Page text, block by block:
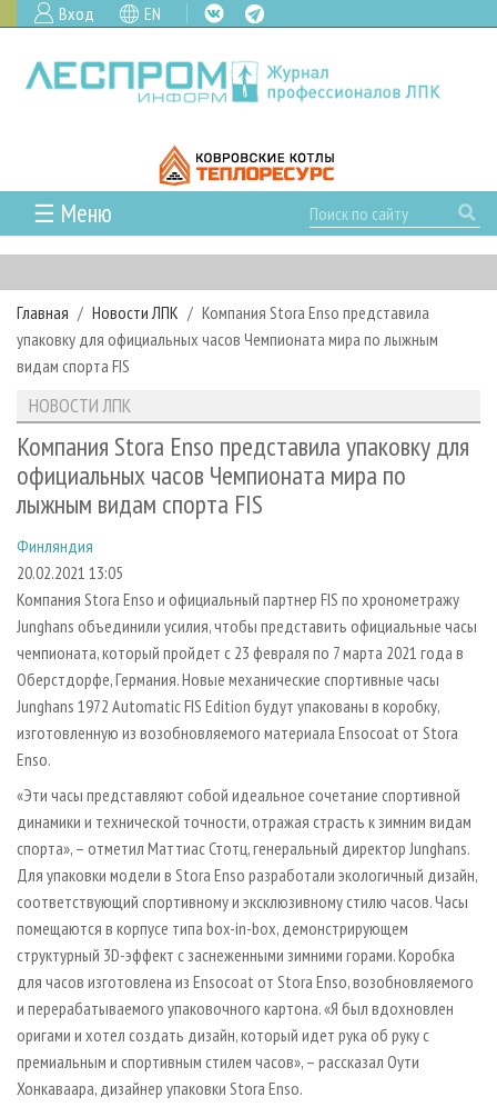
Вход EN
☰ Меню
ГЛАВНАЯ
РУБРИКИ И ТЕМЫ
РУБРИКИ ЖУРНАЛА
ЛЕСНОЕ ХОЗЯЙСТВО
ЛЕСОЗАГОТОВКА
ЛЕСОПИЛЕНИЕ
ДЕРЕВООБРАБОТКА
СУШКА ДРЕВЕСИНЫ
ПРОИЗВОДСТВО ДРЕВЕСНЫХ ПЛИТ
ДЕРЕВЯННОЕ ДОМОСТРОЕНИЕ
ПРОИЗВОДСТВО МЕБЕЛИ
БИОЭНЕРГЕТИКА
ЦБП
ИНСТРУМЕНТ И МАТЕРИАЛЫ
НОВОСТИ
КАЛЕНДАРЬ СОБЫТИЙ
НОВОСТИ ЛПК
НОВОСТИ ЖУРНАЛА
НОВОСТИ КОМПАНИЙ
ПРОЕКТЫ ЛПИ
АНАЛИТИКА
ПРЕДПРИЯТИЯ ЛПК
ЛЕСНЫЕ РЕГИОНЫ РОССИИ
ПЕРСОНЫ
МОБИЛЬНЫЕ ВЫСТАВКИ
ОФИЦИАЛЬНЫЕ ДЕЛЕГАЦИИ
ПРИОРИТЕТНЫЕ ИНВЕСТПРОЕКТЫ
RUSSIAN FORESTRY REVIEW
ГАЗЕТА ЛЕСПРОМФОРУМ
БИБЛИОТЕКА СПЕЦИАЛИСТА
АРХИВ
АРХИВ ЖУРНАЛОВ
СТАТЬИ
О ЖУРНАЛЕ
ПОДПИСКА
КОНТАКТЫ
РЕКЛАМОДАТЕЛЯМ
РЕКЛАМА
РЕКЛАМА НА САЙТЕ
Главная Новости ЛПК
Компания Stora Enso представила
упаковку для официальных часов Чемпионата мира по лыжным
видам спорта FIS
НОВОСТИ ЛПК
Компания Stora Enso представила упаковку для
официальных часов Чемпионата мира по
лыжным видам спорта FIS
Финляндия
20.02.2021 13:05
Компания Stora Enso и официальный партнер FIS по хронометражу
Junghans объединили усилия, чтобы представить официальные часы
чемпионата, который пройдет с 23 февраля по 7 марта 2021 года в
Оберстдорфе, Германия. Новые механические спортивные часы
Junghans 1972 Automatic FIS Edition будут упакованы в коробку,
изготовленную из возобновляемого материала Ensocoat от Stora
Enso.
«Эти часы представляют собой идеальное сочетание спортивной
динамики и технической точности, отражая страсть к зимним видам
спорта», – отметил Маттиас Стотц, генеральный директор Junghans.
Для упаковки модели в Stora Enso разработали экологичный дизайн,
соответствующий спортивному и эксклюзивному стилю часов. Часы
помещаются в корпусе типа box-in-box, демонстрирующем
структурный 3D-эффект с заснеженными зимними горами. Коробка
для часов изготовлена из Ensocoat от Stora Enso, возобновляемого
и перерабатываемого упаковочного картона. «Я был вдохновлен
оригами и хотел создать дизайн, который идет рука об руку с
премиальным и спортивным стилем часов», – рассказал Оути
Хонкаваара, дизайнер упаковки Stora Enso.